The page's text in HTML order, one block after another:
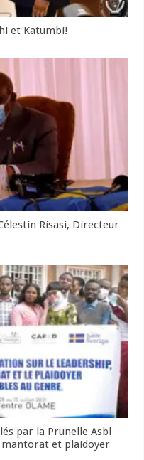
et Katumbi!
Risasi, Directeur
par la Prunelle Asbl
mantorat et plaidoyer